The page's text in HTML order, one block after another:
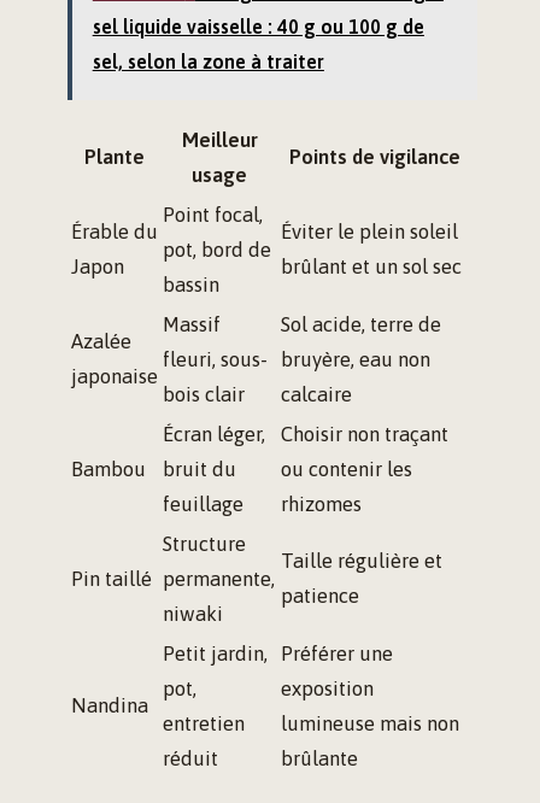
sel liquide vaisselle : 40 g ou 100 g de
sel, selon la zone à traiter
Plante
Meilleur
usage
Points de vigilance
Érable du
Japon
Point focal,
pot, bord de
bassin
Éviter le plein soleil
brûlant et un sol sec
Azalée
japonaise
Massif
fleuri, sous-
bois clair
Sol acide, terre de
bruyère, eau non
calcaire
Bambou
Écran léger,
bruit du
feuillage
Choisir non traçant
ou contenir les
rhizomes
Pin taillé
Structure
permanente,
niwaki
Taille régulière et
patience
Nandina
Petit jardin,
pot,
entretien
réduit
Préférer une
exposition
lumineuse mais non
brûlante